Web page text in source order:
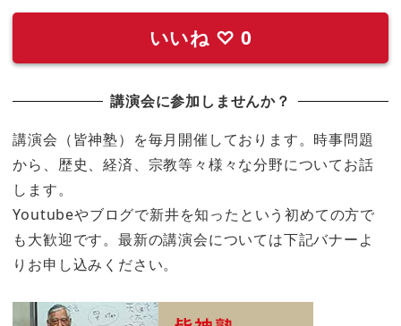
いいね ♡ 0
講演会に参加しませんか？
講演会（皆神塾）を毎月開催しております。時事問題
から、歴史、経済、宗教等々様々な分野についてお話
します。
Youtubeやブログで新井を知ったという初めての方で
も大歓迎です。最新の講演会については下記バナーよ
りお申し込みください。